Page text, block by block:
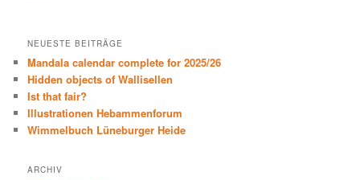
NEUESTE BEITRÄGE
Mandala calendar complete for 2025/26
Hidden objects of Wallisellen
Ist that fair?
Illustrationen Hebammenforum
Wimmelbuch Lüneburger Heide
ARCHIV